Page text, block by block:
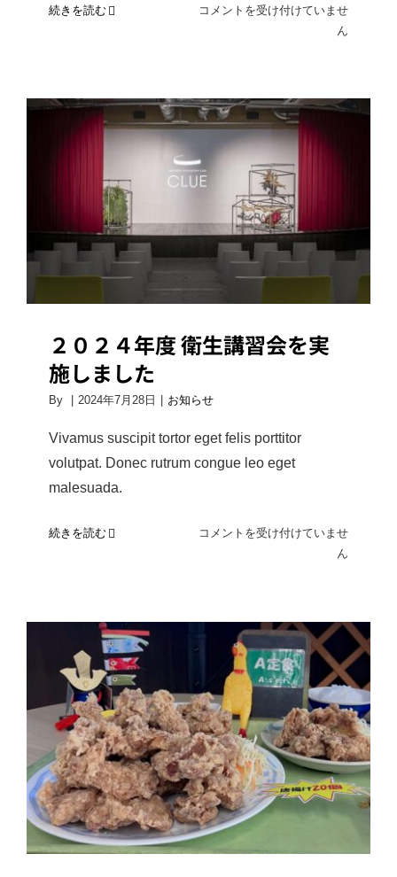
続きを読む
オ
リ
ン
は
コメントを受け付けていませ
ん
２０２４年度 衛生講習会を実施しま
した
２０２４年度 衛生講習会を実
施しました
By 2024年7月28日 お知らせ
Vivamus suscipit tortor eget felis porttitor
volutpat. Donec rutrum congue leo eget
malesuada.
続きを読む
２
度
講
習
会
を
実
施
し
ま
し
コメントを受け付けていませ
ん
唐揚げ食べ放題イベントを行いまし
た